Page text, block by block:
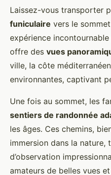
Laissez-vous transporter
funiculaire vers le
expérience
offre des vues
ville, la côte
environnantes, captivant
Une fois au sommet, les
sentiers de randonnée
les âges. Ces chemins,
immersion dans la
d’observation
amateurs de belles vues